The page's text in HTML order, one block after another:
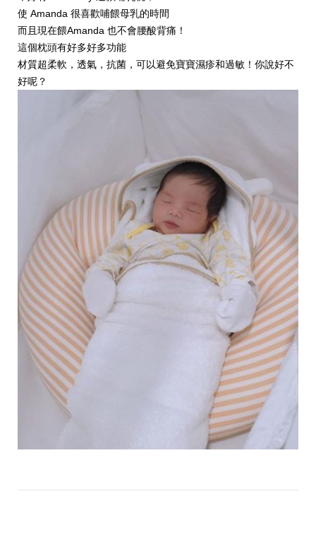
使 Amanda 很喜歡哺餵母乳的時間
而且現在餵Amanda 也不會腰酸背痛！
這個枕頭有好多好多功能
材質超柔軟，透氣，抗菌，可以避免寶寶濕疹和過敏！你說好不
好呢？